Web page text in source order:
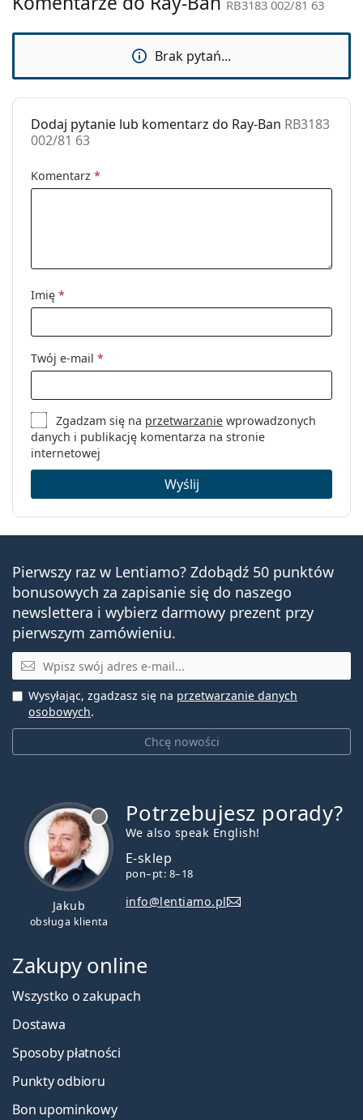
RB3183 002/81 63
Możliwość
wykonania
korekcyjnych:
Nie
RB3183 002/81 63
Brak pytań...
Dodaj pytanie lub komentarz do Ray-Ban RB3183
002/81 63
Komentarz *
Imię *
Twój e-mail *
Zgadzam się na przetwarzanie wprowadzonych
danych i publikację komentarza na stronie
internetowej
Wyślij
Pierwszy raz w Lentiamo? Zdobądź 50 punktów
bonusowych za zapisanie się do naszego
newslettera i wybierz darmowy prezent przy
pierwszym zamówieniu.
E-mail
Chcę nowości
Wysyłając, zgadzasz się na przetwarzanie danych
osobowych.
Jakub
obsługa klienta
Potrzebujesz porady?
We also speak English!
E-sklep
pon–pt: 8–18
info@lentiamo.pl
Zakupy online
Wszystko o zakupach
Dostawa
Sposoby płatności
Punkty odbioru
Bon upominkowy